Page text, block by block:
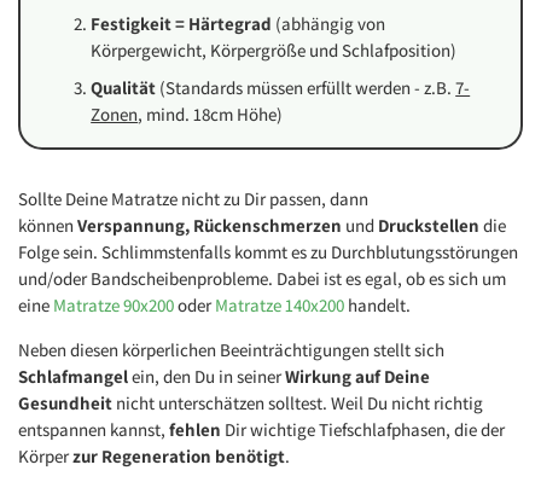
Festigkeit = Härtegrad (abhängig von
Körpergewicht, Körpergröße und Schlafposition)
Qualität (Standards müssen erfüllt werden - z.B.7-
Zonen, mind. 18cm Höhe)
Sollte Deine Matratze nicht zu Dir passen, dann
können Verspannung, Rückenschmerzen und Druckstellen die
Folge sein. Schlimmstenfalls kommt es zu Durchblutungsstörungen
und/oder Bandscheibenprobleme. Dabei ist es egal, ob es sich um
eine Matratze 90x200oder Matratze 140x200 handelt.
Neben diesen körperlichen Beeinträchtigungen stellt sich
Schlafmangelein, den Du in seinerWirkung auf Deine
Gesundheit nicht unterschätzen solltest. Weil Du nicht richtig
entspannen kannst, fehlen Dir wichtige Tiefschlafphasen, die der
Körperzur Regeneration benötigt.